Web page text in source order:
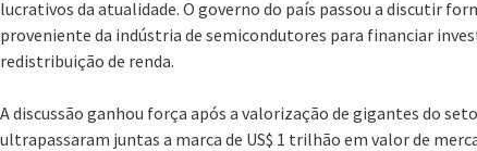
lucrativos da atualidade. O governo do país passou a discutir
proveniente da indústria de semicondutores para financiar
redistribuição de renda.
A discussão ganhou força após a valorização de gigantes do
ultrapassaram juntas a marca de US$ 1 trilhão em valor de